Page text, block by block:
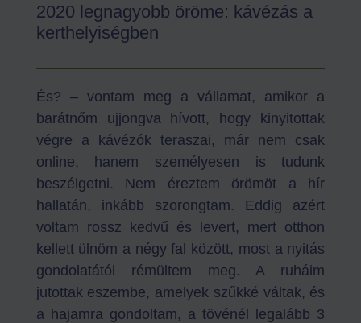
2020 legnagyobb öröme: kávézás a
kerthelyiségben
És? – vontam meg a vállamat, amikor a
barátnőm ujjongva hívott, hogy kinyitottak
végre a kávézók teraszai, már nem csak
online, hanem személyesen is tudunk
beszélgetni. Nem éreztem örömöt a hír
hallatán, inkább szorongtam. Eddig azért
voltam rossz kedvű és levert, mert otthon
kellett ülnöm a négy fal között, most a nyitás
gondolatától rémültem meg. A ruháim
jutottak eszembe, amelyek szűkké váltak, és
a hajamra gondoltam, a tövénél legalább 3